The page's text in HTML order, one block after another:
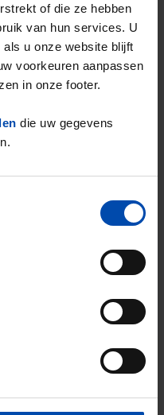
of die ze hebben
van hun services. U
u onze website blijft
voorkeuren aanpassen
in onze footer.
die uw gegevens
op86 objecten
in de
van 69%* in de
Hiervoor is niet
& aanbod in
Landelijk €/
25,30 -